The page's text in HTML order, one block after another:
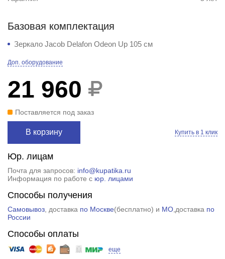
Базовая комплектация
Зеркало Jacob Delafon Odeon Up 105 см
Доп. оборудование
21 960
Поставляется под заказ
В корзину Купить в 1 клик
Юр. лицам
Почта для запросов: info@kupatika.ru
Информация по работе с юр. лицами
Способы получения
Самовывоз, доставка по Москве(бесплатно) и МО,доставка по
России
Способы оплаты
еще